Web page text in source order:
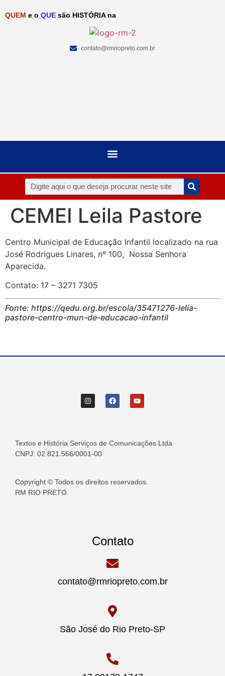
QUEM e o QUE são HISTÓRIA na
contato@rmriopreto.com.br
CEMEI Leila Pastore
Centro Municipal de Educação Infantil localizado na rua
José Rodrigues Linares, nº 100, Nossa Senhora
Aparecida.
Contato: 17 – 3271 7305
Fonte: https://qedu.org.br/escola/35471276-lelia-
pastore-centro-mun-de-educacao-infantil
Textos e História Serviços de Comunicações Ltda
CNPJ: 02.821.566/0001-00
Copyright © Todos os direitos reservados.
RM RIO PRETO.
Contato
contato@rmriopreto.com.br
São José do Rio Preto-SP